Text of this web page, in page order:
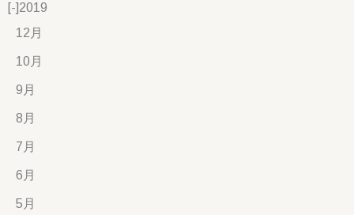
[-]2019
12月
10月
9月
8月
7月
6月
5月